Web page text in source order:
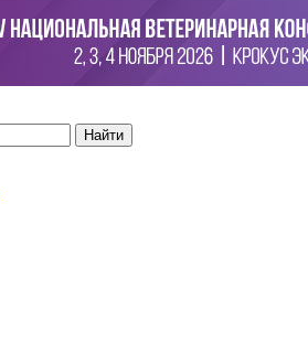
Найти